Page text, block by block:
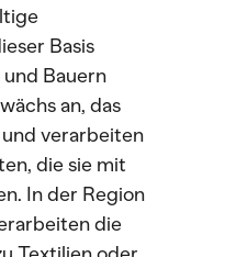
Basis
Bauern
an, das
verarbeiten
die sie mit
In der Region
die